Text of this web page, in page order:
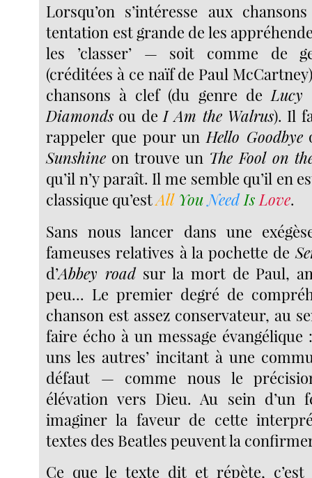
Lorsqu’on s’intéresse aux
tentation est grande de les
les ’classer’ — soit comme de
(créditées à ce naïf de Paul
chansons à clef (du genre deLucy
Diamonds ou deI Am the Walrus). Il
rappeler que pour unHello Goodbye
Sunshine on trouve un The Fool on
qu’il n’y paraît. Il me semble qu’il en
classique qu’estAll YouNeedIsLove.
Sans nous lancer dans une
fameuses relatives à la pochette de
d’Abbey roadsur la mort de Paul,
peu... Le premier degré de
chanson est assez conservateur, au
faire écho à un message évangélique
uns les autres’ incitant à une
défaut — comme nous le
élévation vers Dieu. Au sein d’un
imaginer la faveur de cette
textes des Beatles peuvent la
Ce que le texte dit et répète, c’est